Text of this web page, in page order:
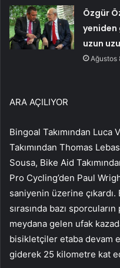
Özgür
yeniden
uzun
Ağustos
ARA AÇILIYOR
Bingoal Takımından Luca
Takımından Thomas
Sousa, Bike Aid
Pro Cycling’den Paul
saniyenin üzerine çıkardı.
sırasında bazı
meydana gelen ufak
bisikletçiler etaba devam
giderek 25 kilometre kat